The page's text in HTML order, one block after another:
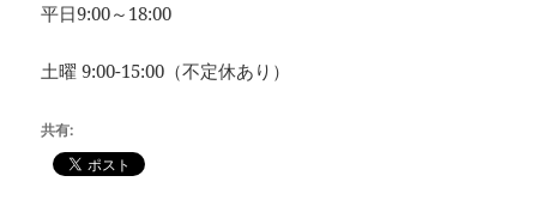
平日9:00～18:00
土曜 9:00-15:00（不定休あり）
共有: